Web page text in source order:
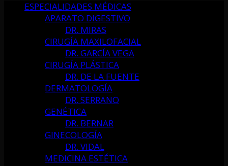
ESPECIALIDADES MÉDICAS
APARATO DIGESTIVO
DR. MIRAS
CIRUGÍA MAXILOFACIAL
DR. GARCÍA VEGA
CIRUGÍA PLÁSTICA
DR. DE LA FUENTE
DERMATOLOGÍA
DR. SERRANO
GENÉTICA
DR. BERNAR
GINECOLOGÍA
DR. VIDAL
MEDICINA ESTÉTICA